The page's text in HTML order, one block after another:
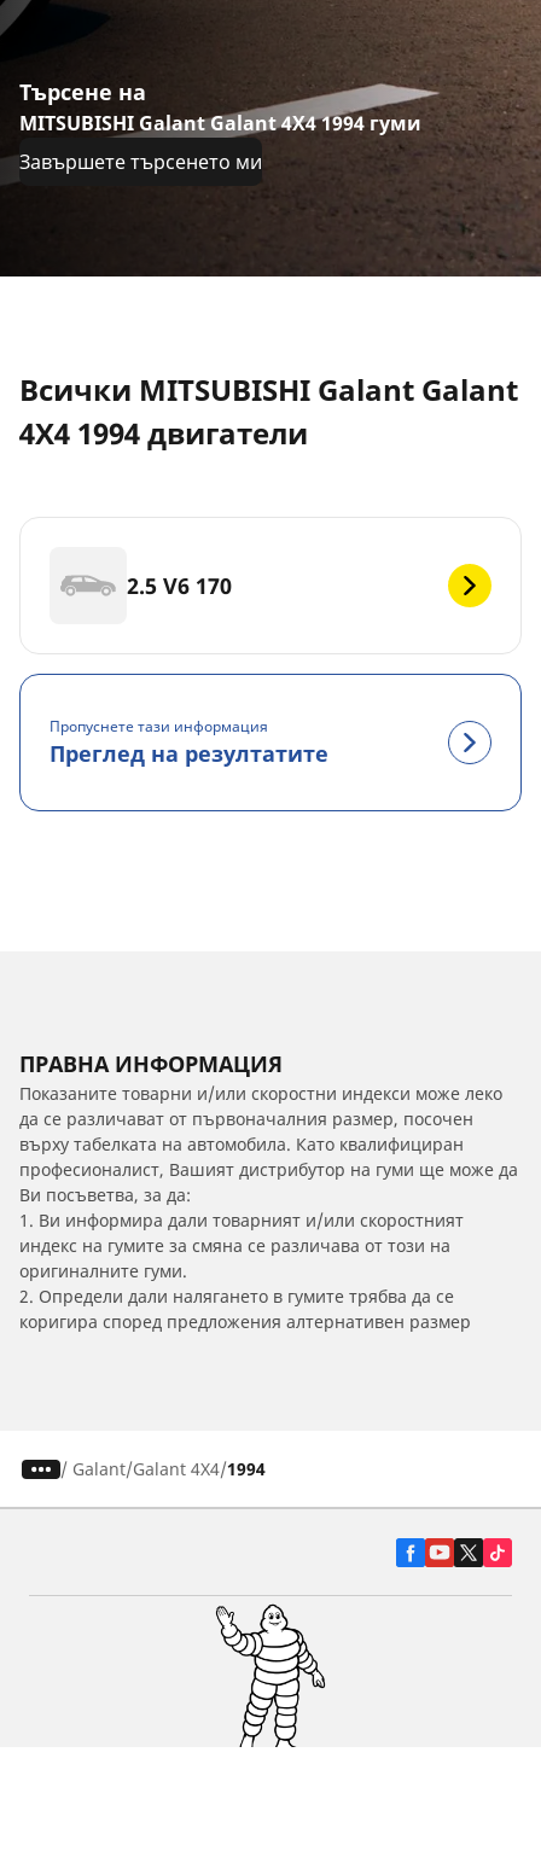
Търсене на
MITSUBISHI Galant Galant 4X4 1994 гуми
Завършете търсенето ми
Всички MITSUBISHI Galant Galant
4X4 1994 двигатели
2.5 V6 170
Пропуснете тази информация
Преглед на резултатите
ПРАВНА ИНФОРМАЦИЯ
Показаните товарни и/или скоростни индекси може леко
да се различават от първоначалния размер, посочен
върху табелката на автомобила. Като квалифициран
професионалист, Вашият дистрибутор на гуми ще може да
Ви посъветва, за да:
1. Ви информира дали товарният и/или скоростният
индекс на гумите за смяна се различава от този на
оригиналните гуми.
2. Определи дали налягането в гумите трябва да се
коригира според предложения алтернативен размер
/ Galant Galant 4X4 1994